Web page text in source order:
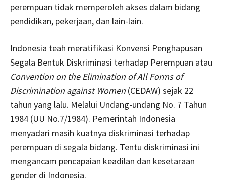
perempuan tidak memperoleh akses dalam bidang
pendidikan, pekerjaan, dan lain-lain.
Indonesia teah meratifikasi Konvensi Penghapusan
Segala Bentuk Diskriminasi terhadap Perempuan atau
Convention on the Elimination of All Forms of
Discrimination against Women (CEDAW) sejak 22
tahun yang lalu. Melalui Undang-undang No. 7 Tahun
1984 (UU No.7/1984). Pemerintah Indonesia
menyadari masih kuatnya diskriminasi terhadap
perempuan di segala bidang. Tentu diskriminasi ini
mengancam pencapaian keadilan dan kesetaraan
gender di Indonesia.